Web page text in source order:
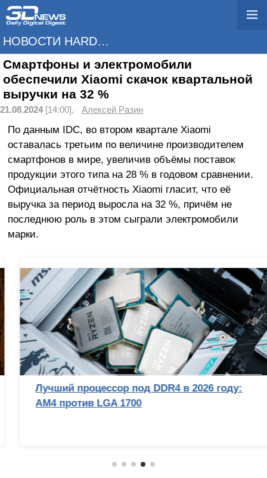
НОВОСТИ HARDWARE
Смартфоны и электромобили
обеспечили Xiaomi скачок квартальной
выручки на 32 %
21.08.2024[14:00], Алексей Разин
По данным IDC, во втором квартале Xiaomi
оставалась третьим по величине производителем
смартфонов в мире, увеличив объёмы поставок
продукции этого типа на 28 % в годовом сравнении.
Официальная отчётность Xiaomi гласит, что её
выручка за период выросла на 32 %, причём не
последнюю роль в этом сыграли электромобили
марки.
Лучший процессор под DDR4 в 2026 году:
AM4 против LGA 1700